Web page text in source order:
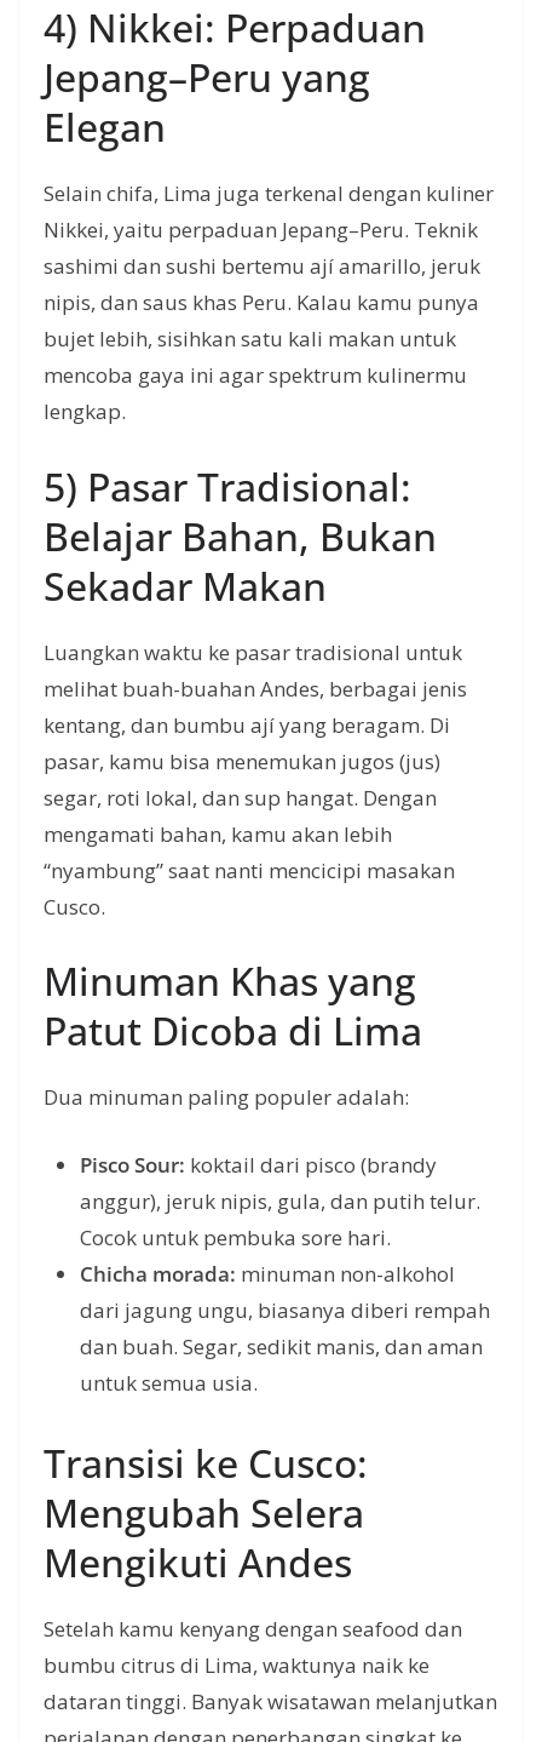
4) Nikkei: Perpaduan
Jepang–Peru yang
Elegan
Selain chifa, Lima juga terkenal dengan kuliner
Nikkei, yaitu perpaduan Jepang–Peru. Teknik
sashimi dan sushi bertemu ají amarillo, jeruk
nipis, dan saus khas Peru. Kalau kamu punya
bujet lebih, sisihkan satu kali makan untuk
mencoba gaya ini agar spektrum kulinermu
lengkap.
5) Pasar Tradisional:
Belajar Bahan, Bukan
Sekadar Makan
Luangkan waktu ke pasar tradisional untuk
melihat buah-buahan Andes, berbagai jenis
kentang, dan bumbu ají yang beragam. Di
pasar, kamu bisa menemukan jugos (jus)
segar, roti lokal, dan sup hangat. Dengan
mengamati bahan, kamu akan lebih
“nyambung” saat nanti mencicipi masakan
Cusco.
Minuman Khas yang
Patut Dicoba di Lima
Dua minuman paling populer adalah:
Pisco Sour: koktail dari pisco (brandy
anggur), jeruk nipis, gula, dan putih telur.
Cocok untuk pembuka sore hari.
Chicha morada: minuman non-alkohol
dari jagung ungu, biasanya diberi rempah
dan buah. Segar, sedikit manis, dan aman
untuk semua usia.
Transisi ke Cusco:
Mengubah Selera
Mengikuti Andes
Setelah kamu kenyang dengan seafood dan
bumbu citrus di Lima, waktunya naik ke
dataran tinggi. Banyak wisatawan melanjutkan